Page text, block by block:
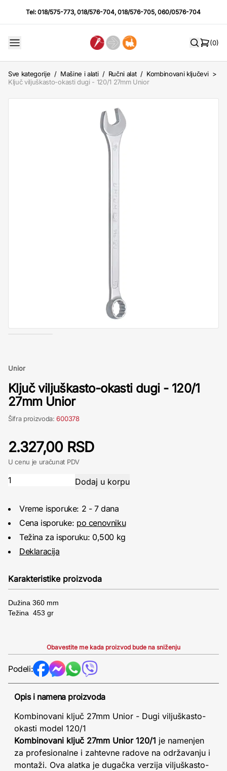
Tel:018/575-773,018/576-704,018/576-705,060/0576-704
(0)
Sve kategorije / Mašine i alati / Ručni alat / Kombinovani ključevi >
Ključ viljuškasto-okasti dugi - 120/1 27mm Unior
Unior
Ključ viljuškasto-okasti dugi - 120/1
27mm Unior
Šifra proizvoda:600378
2.327,00 RSD
U cenu je uračunat PDV
Vreme isporuke: 2 - 7 dana
Cena isporuke: po cenovniku
Težina za isporuku: 0,500 kg
Deklaracija
Karakteristike proizvoda
Dužina 360 mm
Težina 453 gr
Obavestite me kada proizvod bude na sniženju
Podeli:
Opis i namena proizvoda
Kombinovani ključ 27mm Unior - Dugi viljuškasto-
okasti model 120/1
Kombinovani ključ 27mm Unior 120/1 je namenjen
za profesionalne i zahtevne radove na održavanju i
montaži. Ova alatka je dugačka verzija viljuškasto-